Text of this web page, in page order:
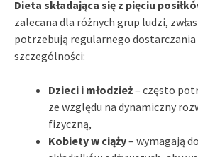
Dieta składająca się z pięciu
zalecana dla różnych grup ludzi,
potrzebują regularnego dostarczania
szczególności:
Dzieci i młodzież– często
ze względu na dynamiczny
fizyczną,
Kobiety w ciąży– wymagają